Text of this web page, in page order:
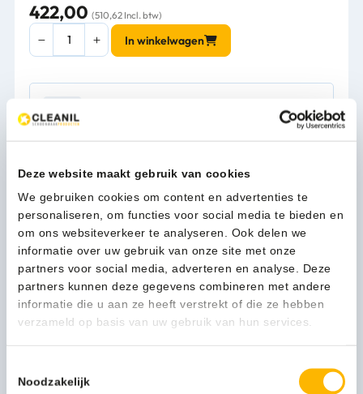
Deze website maakt gebruik van cookies
We gebruiken cookies om content en advertenties te
personaliseren, om functies voor social media te bieden en
om ons websiteverkeer te analyseren. Ook delen we
informatie over uw gebruik van onze site met onze
partners voor social media, adverteren en analyse. Deze
partners kunnen deze gegevens combineren met andere
informatie die u aan ze heeft verstrekt of die ze hebben
verzameld op basis van uw gebruik van hun services.
Noodzakelijk
422,00 (510,62 Incl. btw)
Mediclinics
Handendroger
automatisch
-
12300
aantal
In winkelwagen
Kan ik u helpen?
Neem contact op
Beschrijving
Het inrichten van een sanitaire ruimte vraagt om kennis
Met deze handendroger van Mediclinics weet u zeker dat u
goed voor de dag komt bij uw gasten. Het afgeronde